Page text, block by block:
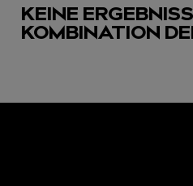
KEINE
KOMBINATION